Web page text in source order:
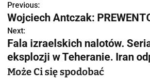
N
a
w
i
Previous:
Wojciech Antczak:
Next:
Fala izraelskich nalotów.
eksplozji w Teheranie. Iran
Może Ci się spodobać